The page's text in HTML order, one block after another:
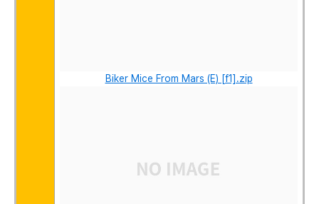
Biker Mice From Mars (E) [f1].zip